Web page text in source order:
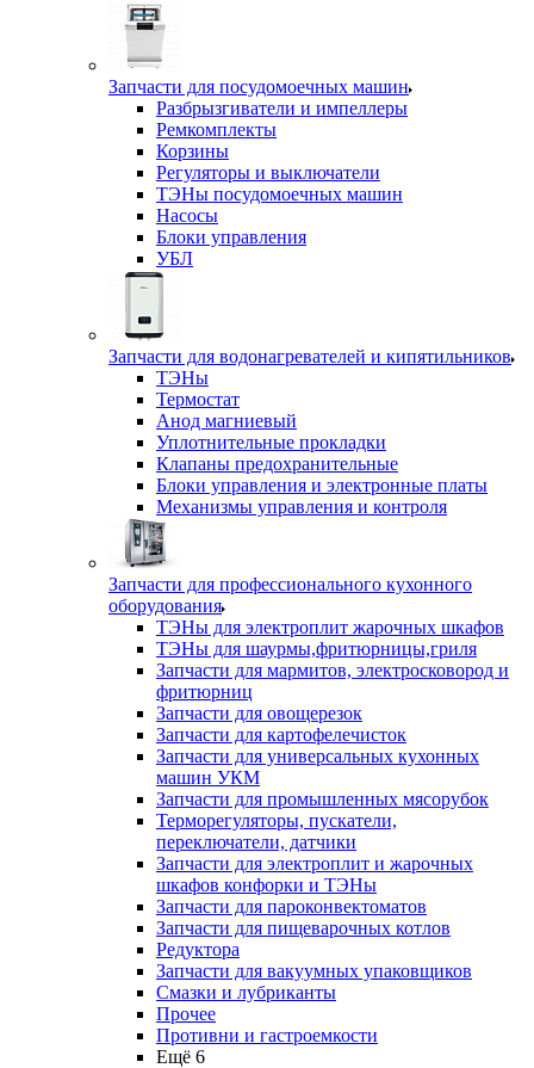
Запчасти для посудомоечных машин
Разбрызгиватели и импеллеры
Ремкомплекты
Корзины
Регуляторы и выключатели
ТЭНы посудомоечных машин
Насосы
Блоки управления
УБЛ
Запчасти для водонагревателей и кипятильников
ТЭНы
Термостат
Анод магниевый
Уплотнительные прокладки
Клапаны предохранительные
Блоки управления и электронные платы
Механизмы управления и контроля
Запчасти для профессионального кухонного
оборудования
ТЭНы для электроплит жарочных шкафов
ТЭНы для шаурмы,фритюрницы,гриля
Запчасти для мармитов, электросковород и
фритюрниц
Запчасти для овощерезок
Запчасти для картофелечисток
Запчасти для универсальных кухонных
машин УКМ
Запчасти для промышленных мясорубок
Терморегуляторы, пускатели,
переключатели, датчики
Запчасти для электроплит и жарочных
шкафов конфорки и ТЭНы
Запчасти для пароконвектоматов
Запчасти для пищеварочных котлов
Редуктора
Запчасти для вакуумных упаковщиков
Смазки и лубриканты
Прочее
Противни и гастроемкости
Ещё 6